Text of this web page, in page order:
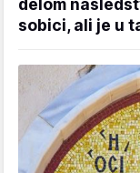
delom
sobici, ali je u